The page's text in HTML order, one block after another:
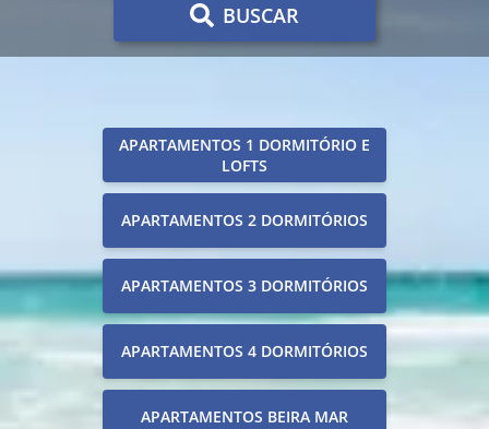
BUSCAR
APARTAMENTOS 1 DORMITÓRIO E
LOFTS
APARTAMENTOS 2 DORMITÓRIOS
APARTAMENTOS 3 DORMITÓRIOS
APARTAMENTOS 4 DORMITÓRIOS
APARTAMENTOS BEIRA MAR